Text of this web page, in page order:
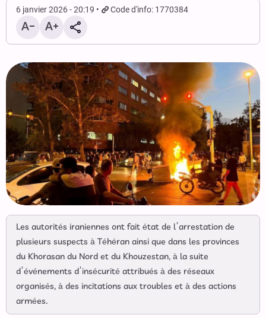
6 janvier 2026 - 20:19 Code d'info: 1770384
Les autorités iraniennes ont fait état de l’arrestation de
plusieurs suspects à Téhéran ainsi que dans les provinces
du Khorasan du Nord et du Khouzestan, à la suite
d’événements d’insécurité attribués à des réseaux
organisés, à des incitations aux troubles et à des actions
armées.